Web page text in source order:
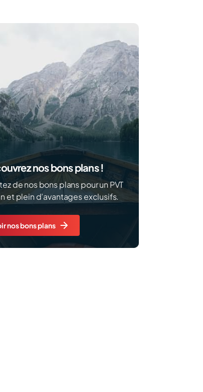
nos bons plans !
de nos bons plans pour un PVT
et plein d’avantages exclusifs.
nos bons plans